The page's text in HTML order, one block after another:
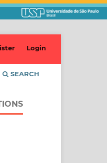
SEARCH
Login